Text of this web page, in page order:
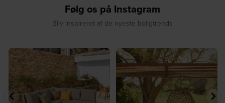
Følg os på Instagram
Bliv inspireret af de nyeste boligtrends
☀️ Sommerens naturlige
samlingspunkt⁠
7 0
☀️ Find dit yndlingssted denne
sommer⁠
7 0